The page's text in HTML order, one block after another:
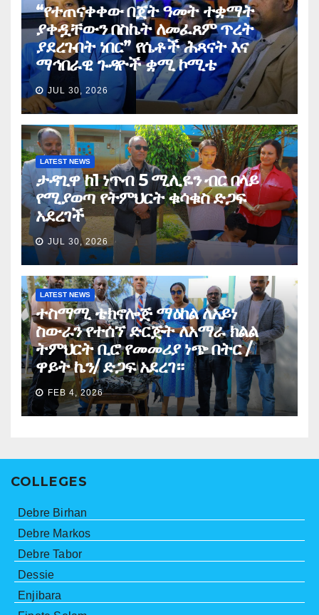
“የተጠናቀቀው በጀት ዓመት ተቋማት
ያቀዷቸውን በስኬት ለመፈጸም ጥረት
ያደረጉበት ነበር” የሴቶች ሕጻናት እና
ማኅበራዊ ጉዳዮች ቋሚ ኮሚቴ
JUL 30, 2026
LATEST NEWS
ታዳጊዋ ከ1 ነጥብ 5 ሚሊዬን ብር በላይ
የሚያወጣ የትምህርት ቁሳቁስ ድጋፍ
አደረገች
JUL 30, 2026
LATEST NEWS
ተስማሚ ቴክኖሎጅ ማዕከል ለአይነ
ስውራን የተሰኘ ድርጅት ለአማራ ክልል
ትምህርት ቢሮ የመመሪያ ነጭ በትር /
ዋይት ኬን/ ድጋፍ አደረገ።
FEB 4, 2026
COLLEGES
Debre Birhan
Debre Markos
Debre Tabor
Dessie
Enjibara